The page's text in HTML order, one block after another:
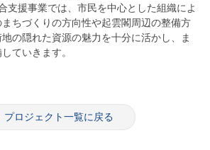
支援事業では、市民を中心とした組織によ
ちづくりの方向性や起雲閣周辺の整備方
の隠れた資源の魅力を十分に活かし、ま
ていきます。
プロジェクト一覧に戻る